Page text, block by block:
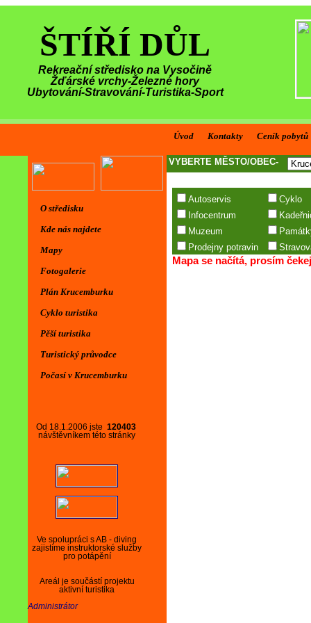
ŠTÍŘÍ DŮL
Rekreační středisko na Vysočině
Žďárské vrchy-Železné hory
Ubytování-Stravování-Turistika-Sport
Úvod Kontakty Ceník pobytů
Od 18.1.2006 jste 120403
návštěvníkem této stránky
Ve spolupráci s AB - diving
zajistíme instruktorské služby
pro potápění
Areál je součástí projektu
aktivní turistika
Administrátor
O středisku
Kde nás najdete
Mapy
Fotogalerie
Plán Krucemburku
Cyklo turistika
Pěší turistika
Turistický průvodce
Počasí v Krucemburku